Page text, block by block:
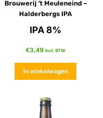
Brouwerij ’t Meuleneind –
Halderbergs IPA
IPA 8%
€3,49 incl. BTW
In winkelwagen